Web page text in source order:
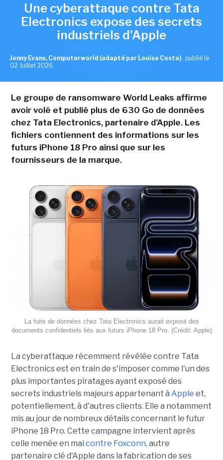
Une cyberattaque contre Tata
Electronics expose des secrets
industriels d'Apple
Jonny Evans, Computerworld (adapté par Louise Costa) , publié le
02 Juillet 2026
Le groupe de ransomware World Leaks affirme
avoir volé et publié plus de 630 Go de données
chez Tata Electronics, partenaire d'Apple. Les
fichiers contiennent des informations sur les
futurs iPhone 18 Pro ainsi que sur les
fournisseurs de la marque.
La fuite de données chez Tata Electronics aurait exposé des
documents confidentiels liés aux futurs iPhone 18 Pro. (Crédit: Apple)
La cyberattaque récemment révélée contre Tata
Electronics est en train de s'imposer comme l'un des
plus importantes piratages ayant exposé des
secrets industriels majeurs appartenant à Apple et,
potentiellement, à d'autres clients. Elle a notamment
mis au jour de nombreux détails concernant le futur
iPhone 18 Pro. Cette campagne intervient après
celle menée en mai contre Foxconn, autre
partenaire clé d'Apple dans la fabrication de ses